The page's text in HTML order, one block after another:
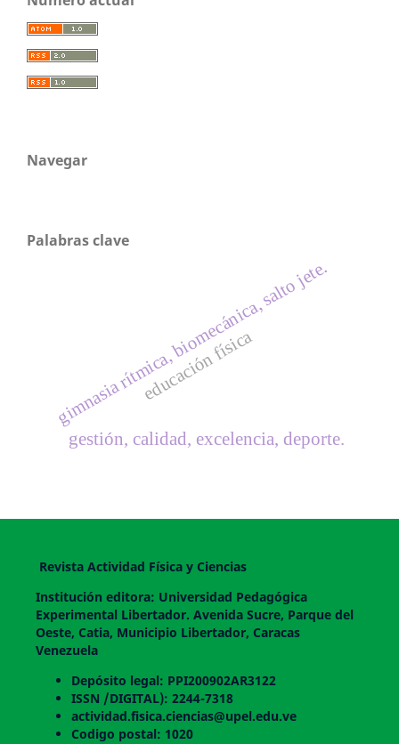
Navegar
Palabras clave
educación física
gimnasia rítmica, biomecánica, salto jete.
gestión, calidad, excelencia, deporte.
Revista Actividad Física y Ciencias
Institución editora: Universidad Pedagógica
Experimental Libertador. Avenida Sucre, Parque del
Oeste, Catia, Municipio Libertador, Caracas
Venezuela
Depósito legal: PPI200902AR3122
ISSN /DIGITAL): 2244-7318
actividad.fisica.ciencias@upel.edu.ve
Codigo postal: 1020